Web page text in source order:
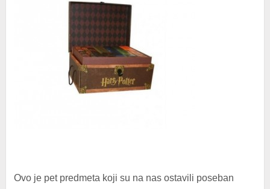
Ovo je pet predmeta koji su na nas ostavili poseban